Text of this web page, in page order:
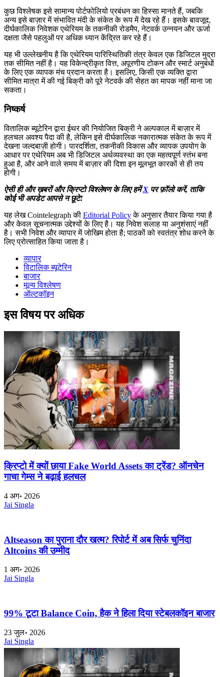
कुछ विश्लेषक इसे सामान्य पोर्टफोलियो प्रबंधन का हिस्सा मानते हैं, जबकि
अन्य इसे बाज़ार में संभावित मंदी के संकेत के रूप में देख रहे हैं। इसके बावजूद,
दीर्घकालिक निवेशक एथेरियम के तकनीकी रोडमैप, नेटवर्क उन्नयन और ऊर्जा
दक्षता जैसे पहलुओं पर अधिक ध्यान केंद्रित कर रहे हैं।
यह भी उल्लेखनीय है कि एथेरियम पारिस्थितिकी तंत्र केवल एक डिजिटल मुद्रा
तक सीमित नहीं है। यह विकेन्द्रीकृत वित्त, अपूरणीय टोकन और स्मार्ट अनुबंधों
के लिए एक व्यापक मंच प्रदान करता है। इसलिए, किसी एक व्यक्ति द्वारा
सीमित मात्रा में की गई बिक्री को पूरे नेटवर्क की सेहत का मापक नहीं माना जा
सकता।
निष्कर्ष
वितालिक ब्यूटेरिन द्वारा ईथर की नियोजित बिक्री ने अल्पकाल में बाज़ार में
हलचल अवश्य पैदा की है, लेकिन इसे दीर्घकालिक नकारात्मक संकेत के रूप में
देखना जल्दबाज़ी होगी। पारदर्शिता, तकनीकी विकास और व्यापक उपयोग के
आधार पर एथेरियम अब भी डिजिटल अर्थव्यवस्था का एक महत्वपूर्ण स्तंभ बना
हुआ है, और आने वाले समय में बाज़ार की दिशा इन मूलभूत कारकों से ही तय
होगी।
ऐसी ही और ख़बरों और क्रिप्टो विश्लेषण के लिए हमेंX पर फ़ॉलो करें, ताकि
कोई भी अपडेट आपसे न छूटे!
यह लेख Cointelegraph की Editorial Policyके अनुसार तैयार किया गया है
और केवल सूचनात्मक उद्देश्यों के लिए है। यह निवेश सलाह या अनुशंसाएं नहीं
है। सभी निवेश और व्यापार में जोखिम होता है; पाठकों को स्वतंत्र शोध करने के
लिए प्रोत्साहित किया जाता है।
व्यापार
विटालिक ब्यूटेरिन
बाजार
मूल्य विश्लेषण
ऑल्टकॉइन
इस विषय पर अधिक
क्रिप्टो में क्यों छाया Fake World Assets का ट्रेंड? ऑनचेन
गाचा गेम्स ने बढ़ाई हलचल
4 अग॰ 2026
Jai Singla
Altseason का पुराना दौर खत्म? रिपोर्ट में अब सिर्फ चुनिंदा
Altcoins की उम्मीद
1 अग॰ 2026
Jai Singla
99% टूटा Balance Coin, हैक ने हिला दिया स्टेबलकॉइन बाजार
23 जुल॰ 2026
Jai Singla